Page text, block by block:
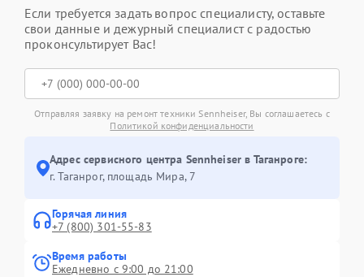
Если требуется задать вопрос специалисту, оставьте
свои данные и дежурный специалист с радостью
проконсультирует Вас!
Отправляя заявку на ремонт техники Sennheiser, Вы соглашаетесь с
Политикой конфиденциальности
Адрес сервисного центра Sennheiser в Таганроге:
г. Таганрог, площадь Мира, 7
Горячая линия
+7 (800) 301-55-83
Время работы
Ежедневно с 9:00 до 21:00